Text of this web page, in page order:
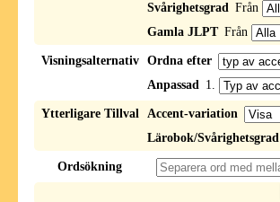
Svårighetsgrad Från
Gamla JLPT Från
Visningsalternativ
Ordna efter
Anpassad 1.
Ytterligare Tillval Accent-variation
Lärobok/Svårighetsgrad
Ordsökning